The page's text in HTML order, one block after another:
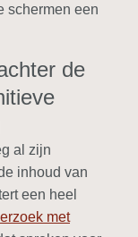
schermen een
de
al zijn
inhoud van
een heel
met